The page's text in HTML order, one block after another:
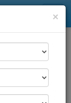
提醒
删除
×